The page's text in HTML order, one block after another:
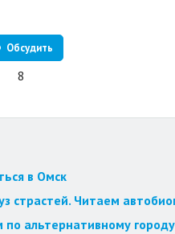
Обсудить
8
в Омск
страстей. Читаем
альтернативному